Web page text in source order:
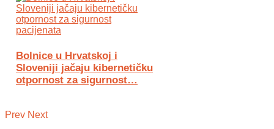
Bolnice u Hrvatskoj i
Sloveniji jačaju kibernetičku
otpornost za sigurnost…
Prev Next